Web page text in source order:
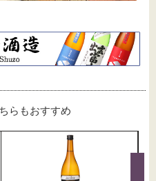
らもおすすめ